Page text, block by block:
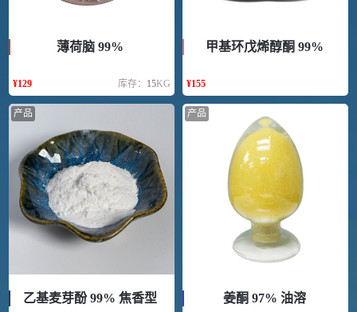
薄荷脑 99%
¥129 库存： 15KG
甲基环戊烯醇酮 99%
¥155
产品
乙基麦芽酚 99% 焦香型
产品
姜酮 97% 油溶